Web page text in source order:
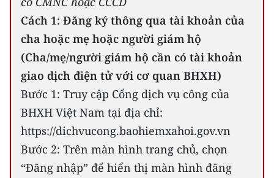
ENGLISH
中文
FRANÇAIS
РУССКИЙ
ESPAÑOL
한국어
Cách 1: Đăng ký thông qua tài khoản của
cha hoặc mẹ hoặc người giám hộ
(Cha/mẹ/người giám hộ cần có tài khoản
giao dịch điện tử với cơ quan BHXH)
Bước 1: Truy cập Cổng dịch vụ công của
BHXH Việt Nam tại địa chỉ:
https://dichvucong.baohiemxahoi.gov.vn
Bước 2: Trên màn hình trang chủ, chọn
“Đăng nhập” để hiển thị màn hình đăng